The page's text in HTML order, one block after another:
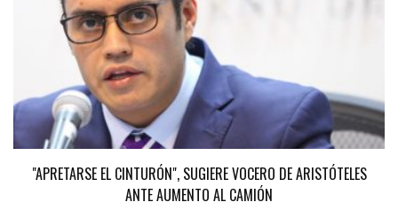
"APRETARSE EL CINTURÓN", SUGIERE VOCERO DE ARISTÓTELES
ANTE AUMENTO AL CAMIÓN